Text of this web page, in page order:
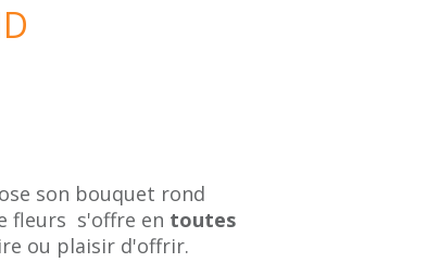
son bouquet rond
fleurs s'offre en toutes
ou plaisir d'offrir.